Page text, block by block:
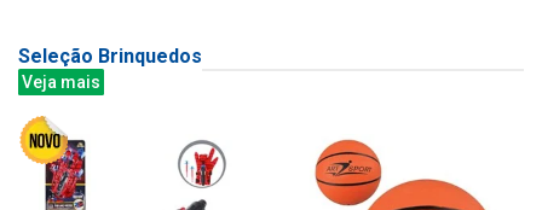
Seleção Brinquedos
Veja mais